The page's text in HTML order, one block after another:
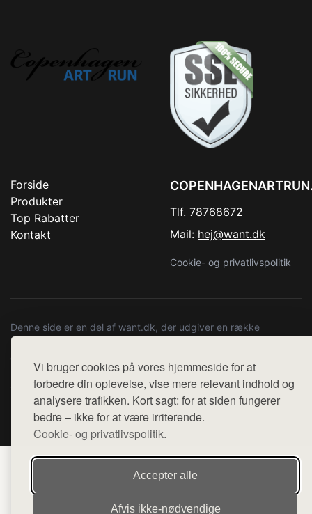
Vi bruger cookies på vores hjemmeside for at
forbedre din oplevelse, vise mere relevant indhold og
analysere trafikken. Kort sagt: for at siden fungerer
bedre – ikke for at være irriterende.
Cookie- og privatlivspolitik.
Accepter alle
Afvis ikke‑nødvendige
Forside
Produkter
Top Rabatter
Kontakt
Tlf. 78768672
Mail: hej@want.dk
Cookie- og privatlivspolitik
Denne side er en del af want.dk, der udgiver en række
hjemmesider med præsentation af forskellige produkter fra
diverse webshops. Der sælges ikke varer fra denne side - vi
henviser til de shops, som sælger varen. Vi har heller ikke
varerne på lager.
© 2026 copenhagenartrun.dk. Alle rettigheder forbeholdes.